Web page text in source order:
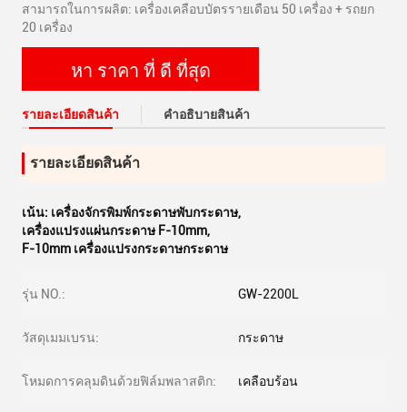
สามารถในการผลิต: เครื่องเคลือบบัตรรายเดือน 50 เครื่อง + รถยก
20 เครื่อง
หา ราคา ที่ ดี ที่สุด
รายละเอียดสินค้า คําอธิบายสินค้า
รายละเอียดสินค้า
เน้น: เครื่องจักรพิมพ์กระดาษพับกระดาษ,
เครื่องแปรงแผ่นกระดาษ F-10mm,
F-10mm เครื่องแปรงกระดาษกระดาษ
รุ่น NO.: GW-2200L
วัสดุเมมเบรน: กระดาษ
โหมดการคลุมดินด้วยฟิล์มพลาสติก: เคลือบร้อน